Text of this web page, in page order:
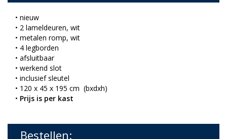
• nieuw
• 2 lameldeuren, wit
• metalen romp, wit
• 4 legborden
• afsluitbaar
• werkend slot
• inclusief sleutel
• 120 x 45 x 195 cm (bxdxh)
• Prijs is per kast
Bestellen: